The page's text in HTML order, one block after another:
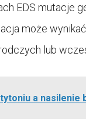
EDS mutacje
może
lub
a nasilenie